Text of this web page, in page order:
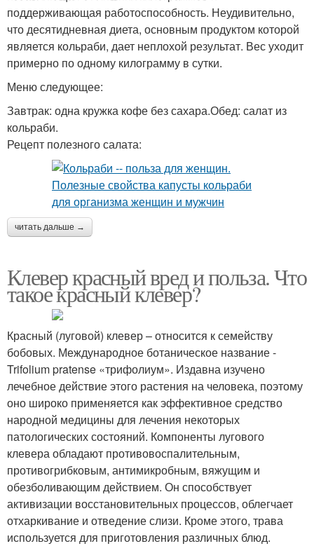
поддерживающая работоспособность. Неудивительно,
что десятидневная диета, основным продуктом которой
является кольраби, дает неплохой результат. Вес уходит
примерно по одному килограмму в сутки.
Меню следующее:
Завтрак: одна кружка кофе без сахара.Обед: салат из
кольраби.
Рецепт полезного салата:
читать дальше →
Клевер красный вред и польза. Что
такое красный клевер?
Красный (луговой) клевер – относится к семейству
бобовых. Международное ботаническое название -
Trifolium pratense «трифолиум». Издавна изучено
лечебное действие этого растения на человека, поэтому
оно широко применяется как эффективное средство
народной медицины для лечения некоторых
патологических состояний. Компоненты лугового
клевера обладают противовоспалительным,
противогрибковым, антимикробным, вяжущим и
обезболивающим действием. Он способствует
активизации восстановительных процессов, облегчает
отхаркивание и отведение слизи. Кроме этого, трава
используется для приготовления различных блюд.